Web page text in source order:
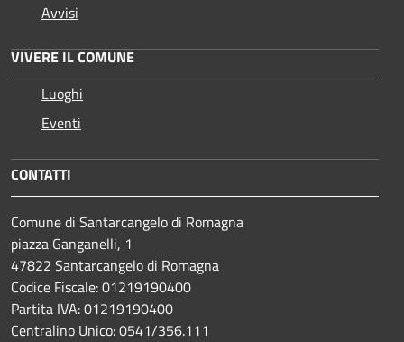
Avvisi
VIVERE IL COMUNE
Luoghi
Eventi
CONTATTI
Comune di Santarcangelo di Romagna
piazza Ganganelli, 1
47822 Santarcangelo di Romagna
Codice Fiscale: 01219190400
Partita IVA: 01219190400
Centralino Unico: 0541/356.111